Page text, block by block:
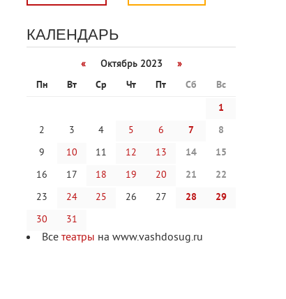
КАЛЕНДАРЬ
« Октябрь 2023
»
Пн
Вт Ср Чт Пт Сб
Вс
1
2
3 4 5 6 7
8
9
10 11 12 13 14
15
16
17 18 19 20 21
22
23
24 25 26 27 28
29
30
31
Все театры на www.vashdosug.ru